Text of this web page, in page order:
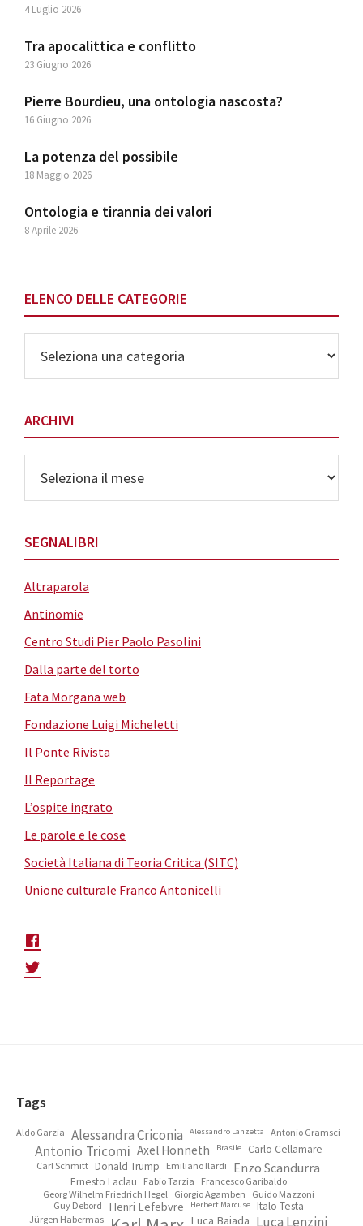
4 Luglio 2026
Tra apocalittica e conflitto
23 Giugno 2026
Pierre Bourdieu, una ontologia nascosta?
16 Giugno 2026
La potenza del possibile
18 Maggio 2026
Ontologia e tirannia dei valori
8 Aprile 2026
ELENCO DELLE CATEGORIE
delle
Categorie
ARCHIVI
SEGNALIBRI
Altraparola
Antinomie
Centro Studi Pier Paolo Pasolini
Dalla parte del torto
Fata Morgana web
Fondazione Luigi Micheletti
Il Ponte Rivista
Il Reportage
L’ospite ingrato
Le parole e le cose
Società Italiana di Teoria Critica (SITC)
Unione culturale Franco Antonicelli
Footer
Tags
Aldo Garzia Alessandra Criconia Alessandro Lanzetta Antonio Gramsci
Antonio Tricomi Axel Honneth Brasile Carlo Cellamare
Carl Schmitt Donald Trump Emiliano Ilardi Enzo Scandurra
Ernesto Laclau Fabio Tarzia
Francesco Garibaldo
Georg Wilhelm Friedrich Hegel
Giorgio Agamben
Guido Mazzoni
Guy Debord
Henri Lefebvre Herbert Marcuse Italo Testa
Jürgen Habermas Luca Baiada Luca Lenzini